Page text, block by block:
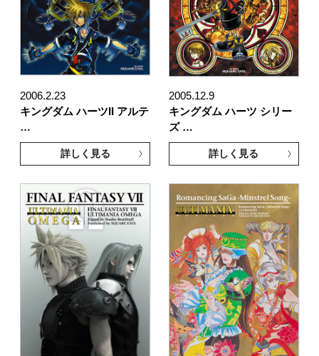
2006.2.23
キングダム ハーツII アルテ
…
詳しく見る
2005.12.9
キングダム ハーツ シリー
ズ …
詳しく見る